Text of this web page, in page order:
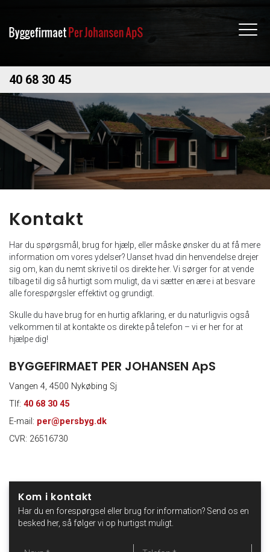
hovedindhold
40 68 30 45
Kontakt
Har du spørgsmål, brug for hjælp, eller måske ønsker du at få mere
information om vores ydelser? Uanset hvad din henvendelse drejer
sig om, kan du nemt skrive til os direkte her. Vi sørger for at vende
tilbage til dig så hurtigt som muligt, da vi sætter en ære i at besvare
alle forespørgsler effektivt og grundigt.
Skulle du have brug for en hurtig afklaring, er du naturligvis også
velkommen til at kontakte os direkte på telefon – vi er her for at
hjælpe dig!
BYGGEFIRMAET PER JOHANSEN ApS
Vangen 4, 4500 Nykøbing Sj
Tlf: 40 68 30 45
E-mail: per@persbyg.dk
CVR: 26516730
Kom i kontakt
Har du en forespørgsel eller brug for information? Send os en
besked her, så følger vi op hurtigst muligt.